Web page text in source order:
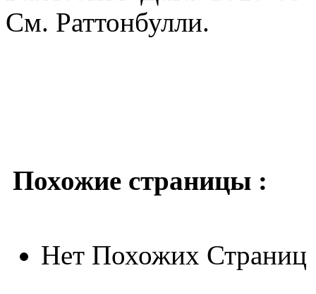
См. Раттонбулли.
Похожие страницы :
Нет Похожих Страниц